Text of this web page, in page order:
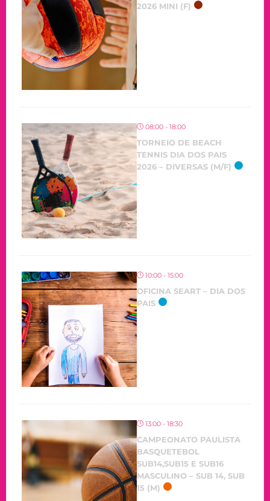
2026 MINI (F)
08:00 - 18:00
TORNEIO DE BEACH
TENNIS DIA DOS PAIS
2026 – DIVERSAS (M/F)
10:00 - 15:00
OFICINA SEART – DIA DOS
PAIS
13:00 - 18:30
CAMPEONATO PAULISTA
BASQUETEBOL
SUB14,SUB15 E SUB16
MASCULINO – SUB 14, SUB
15 (M)